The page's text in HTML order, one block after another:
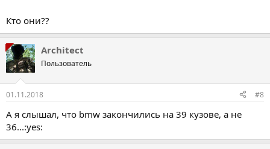
Кто они??
Architect
Пользователь
01.11.2018 #8
А я слышал, что bmw закончились на 39 кузове, а не
36...:yes: